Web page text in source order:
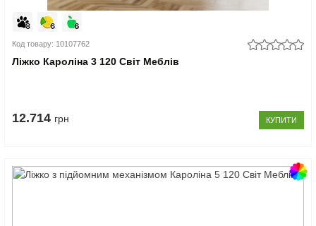
Код товару: 10107762
Ліжко Кароліна 3 120 Світ Меблів
12.714 грн КУПИТИ